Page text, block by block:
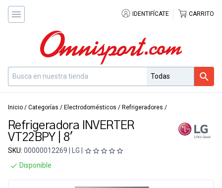
IDENTIFÍCATE CARRITO
Inicio / Categorías / Electrodomésticos / Refrigeradores /
Refrigeradora INVERTER
VT22BPY | 8'
SKU: 00000012269 | LG |
Disponible